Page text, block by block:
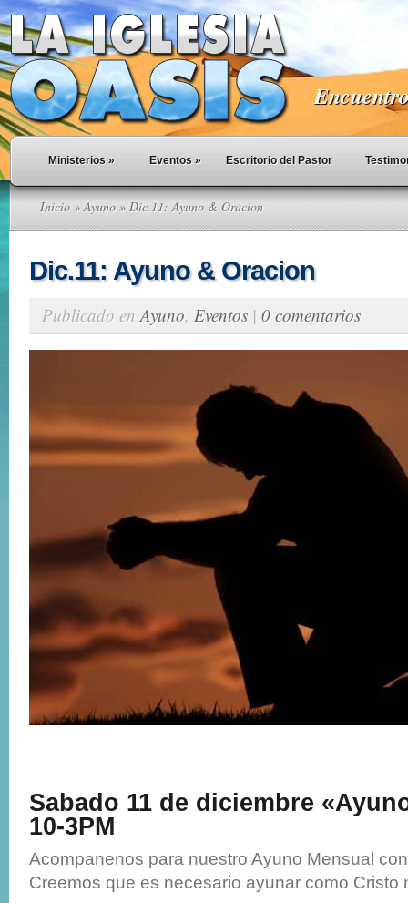
Ministerios » Eventos » Escritorio del Pastor
Inicio »Ayuno » Dic.11: Ayuno & Oracion
Dic.11: Ayuno & Oracion
Publicado enAyuno, Eventos | 0 comentarios
Sabado 11 de diciembre
10-3PM
Acompanenos para nuestro Ayuno Mensual
Creemos que es necesario ayunar como Cristo